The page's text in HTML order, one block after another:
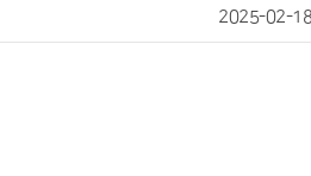
2025-02-18